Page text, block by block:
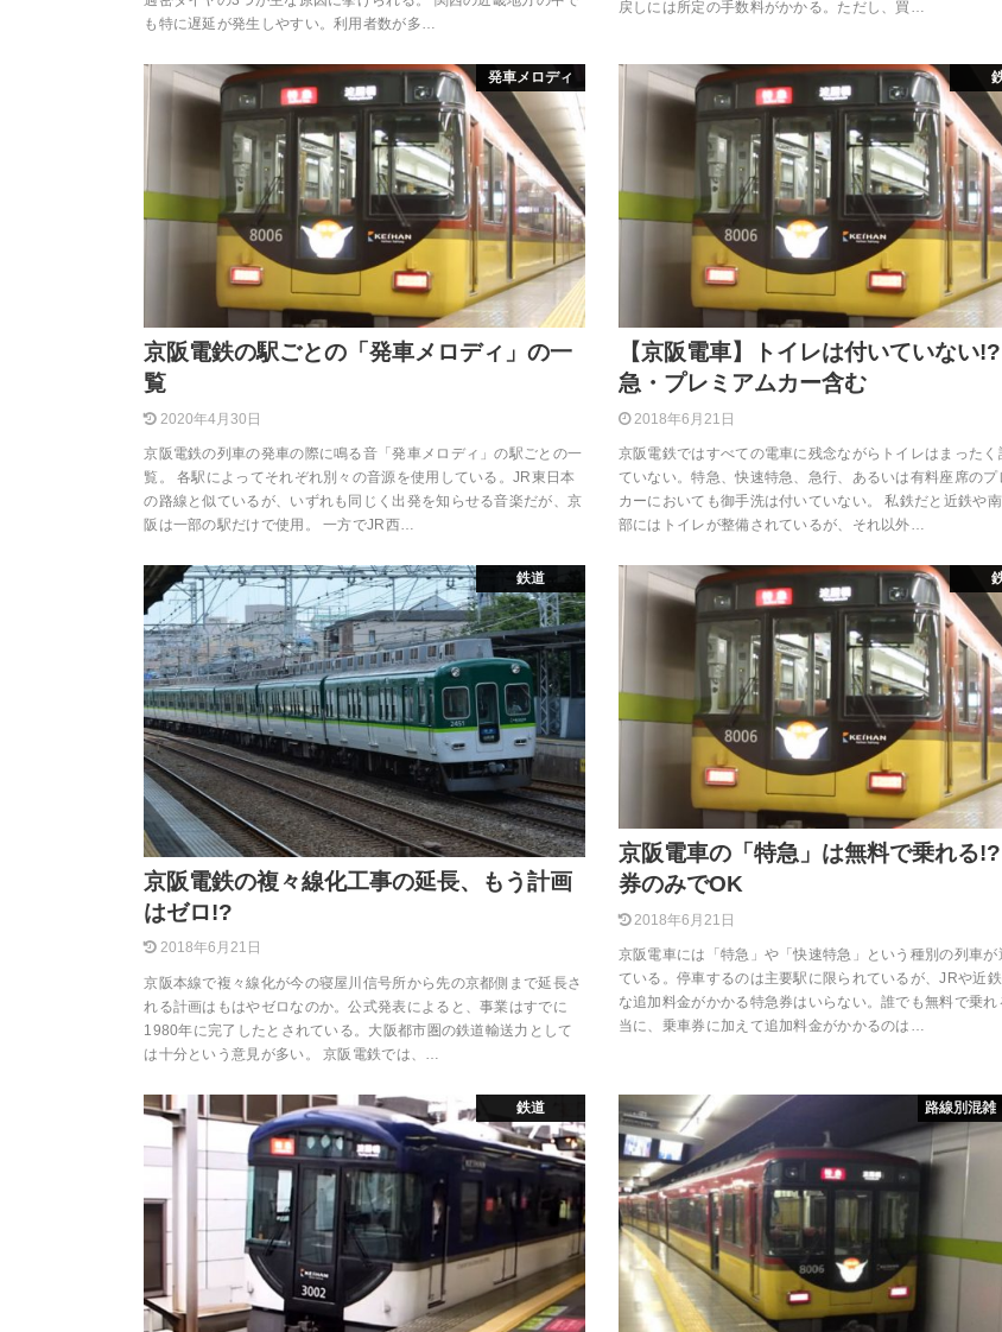
も特に遅延が発生しやすい。利用者数が多…
戻しには所定の手数料がかかる。ただし、買…
発車メロディ
京阪電鉄の駅ごとの「発車メロディ」の一
覧
2020年4月30日
京阪電鉄の列車の発車の際に鳴る音「発車メロディ」の駅ごとの一
覧。 各駅によってそれぞれ別々の音源を使用している。JR東日本
の路線と似ているが、いずれも同じく出発を知らせる音楽だが、京
阪は一部の駅だけで使用。 一方でJR西…
【京阪電車】トイレは付いていない
急・プレミアムカー含む
2018年6月21日
京阪電鉄ではすべての電車に残念ながらトイレはまったく
ていない。特急、快速特急、急行、あるいは有料座席のプ
カーにおいても御手洗は付いていない。 私鉄だと近鉄や
部にはトイレが整備されているが、それ以外…
鉄道
京阪電鉄の複々線化工事の延長、もう計画
はゼロ!?
2018年6月21日
京阪本線で複々線化が今の寝屋川信号所から先の京都側まで延長さ
れる計画はもはやゼロなのか。公式発表によると、事業はすでに
1980年に完了したとされている。大阪都市圏の鉄道輸送力として
は十分という意見が多い。 京阪電鉄では、…
京阪電車の「特急」は無料で乗れる
券のみでOK
2018年6月21日
京阪電車には「特急」や「快速特急」という種別の列車が
ている。停車するのは主要駅に限られているが、JRや近鉄
な追加料金がかかる特急券はいらない。誰でも無料で乗れ
当に、乗車券に加えて追加料金がかかるのは…
鉄道 路線別混雑